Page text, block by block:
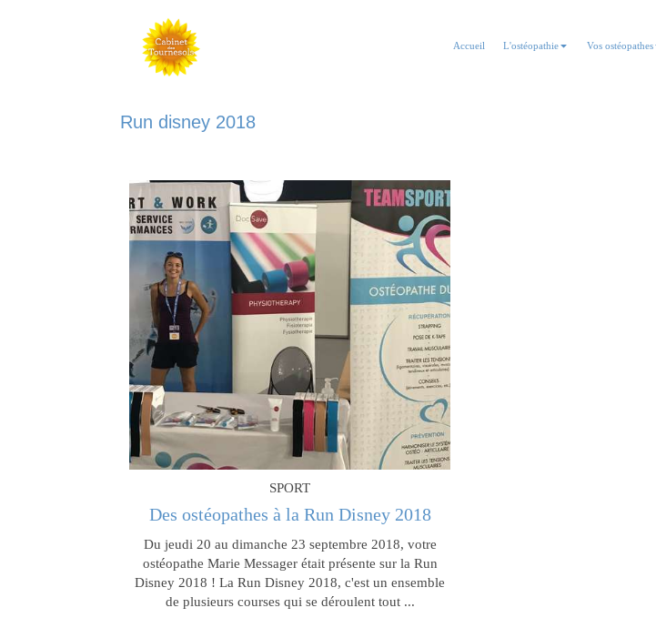
Accueil L'ostéopathie Vos ostéopathes
Run disney 2018
SPORT
Des ostéopathes à la Run Disney 2018
Du jeudi 20 au dimanche 23 septembre 2018, votre
ostéopathe Marie Messager était présente sur la Run
Disney 2018 ! La Run Disney 2018, c'est un ensemble
de plusieurs courses qui se déroulent tout ...